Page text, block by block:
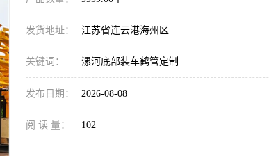
发货地址： 江苏省连云港海州区
关键词： 漯河底部装车鹤管定制
发布日期： 2026-08-08
阅 读 量： 102